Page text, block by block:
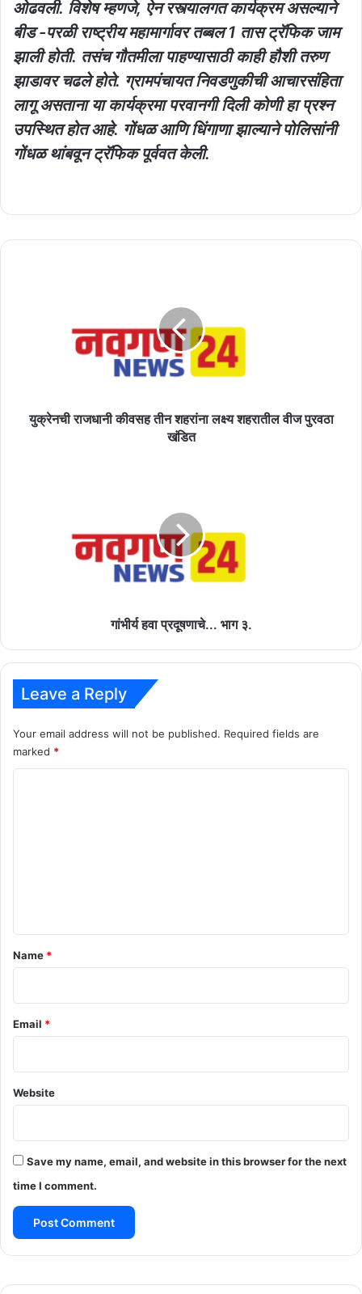
ओढवली. विशेष म्हणजे, ऐन रस्त्यालगत कार्यक्रम असल्याने
बीड -परळी राष्ट्रीय महामार्गावर तब्बल 1 तास ट्रॅफिक जाम
झाली होती. तसंच गौतमीला पाहण्यासाठी काही हौशी तरुण
झाडावर चढले होते. ग्रामपंचायत निवडणुकीची आचारसंहिता
लागू असताना या कार्यक्रमा परवानगी दिली कोणी हा प्रश्न
उपस्थित होत आहे. गोंधळ आणि धिंगाणा झाल्याने पोलिसांनी
गोंधळ थांबवून ट्रॅफिक पूर्ववत केली.
खंडितयुक्रेनची राजधानी कीवसह तीन शहरांना लक्ष्य शहरातील वीज पुरवठा
खंडित
गांभीर्य हवा प्रदूषणाचे... भाग ३.
Leave a Reply
Your email address will not be published. Required fields are
marked *
*
Name *
Email *
Website
Save my name, email, and website in this browser for the next
time I comment.